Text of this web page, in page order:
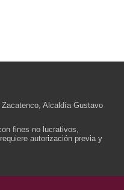
Alcaldía Gustavo
fines no lucrativos,
autorización previa y